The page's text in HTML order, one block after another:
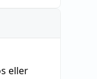
eller